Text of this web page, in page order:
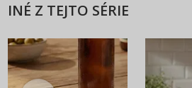
INÉ Z TEJTO SÉRIE